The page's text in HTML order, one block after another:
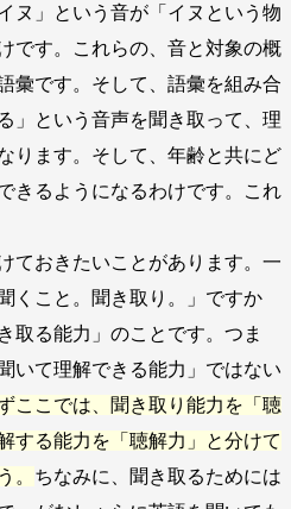
ヌ」という音が「イヌという物
です。これらの、音と対象の概
彙です。そして、語彙を組み合
」という音声を聞き取って、理
ります。そして、年齢と共にど
きるようになるわけです。これ
ておきたいことがあります。一
くこと。聞き取り。」ですか
取る能力」のことです。つま
いて理解できる能力」ではない
ここでは、聞き取り能力を「聴
する能力を「聴解力」と分けて
。 ちなみに、聞き取るためには